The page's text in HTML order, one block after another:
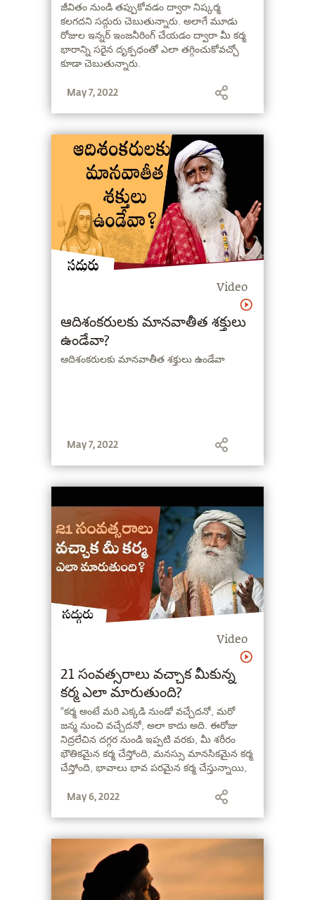
జీవితం నుండి తప్పుకోవడం ద్వారా నిష్కర్మ
కలగదని సద్గురు చెబుతున్నారు. అలాగే మూడు
రోజుల ఇన్నర్ ఇంజనీరింగ్ చేయడం ద్వారా మీ కర్మ
భారాన్ని సరైన దృక్పధంతో ఎలా తగ్గించుకోవచ్చో
కూడా చెబుతున్నారు.
May 7, 2022
Video
ఆదిశంకరులకు మానవాతీత శక్తులు
ఉండేవా?
ఆదిశంకరులకు మానవాతీత శక్తులు ఉండేవా
May 7, 2022
Video
21 సంవత్సరాలు వచ్చాక మీకున్న
కర్మ ఎలా మారుతుంది?
"కర్మ అంటే మరి ఎక్కడి నుండో వచ్చేదనో, మరో
జన్మ నుంచి వచ్చేదనో, అలా కాదు అది. ఈరోజు
నిద్రలేచిన దగ్గర నుండి ఇప్పటి వరకు, మీ శరీరం
భౌతికమైన కర్మ చేస్తోంది, మనస్సు మానసికమైన కర్మ
చేస్తోంది, భావాలు భావ పరమైన కర్మ చేస్తున్నాయి,
సద్గురు.
May 6, 2022